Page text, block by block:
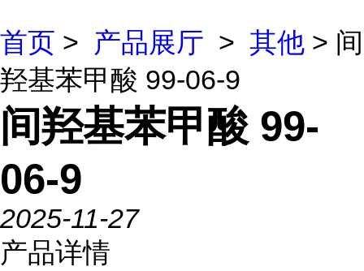
首页 > 产品展厅 > 其他 > 间
羟基苯甲酸 99-06-9
间羟基苯甲酸 99-
06-9
2025-11-27
产品详情